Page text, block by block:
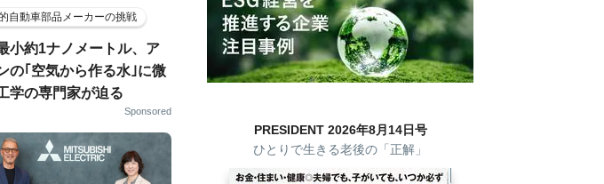
自動車部品メーカーの挑戦
小約1ナノメートル、ア
の｢空気から作る水｣に微
学の専門家が迫る
Sponsored
PRESIDENT 2026年8月14日号
ひとりで生きる老後の「正解」